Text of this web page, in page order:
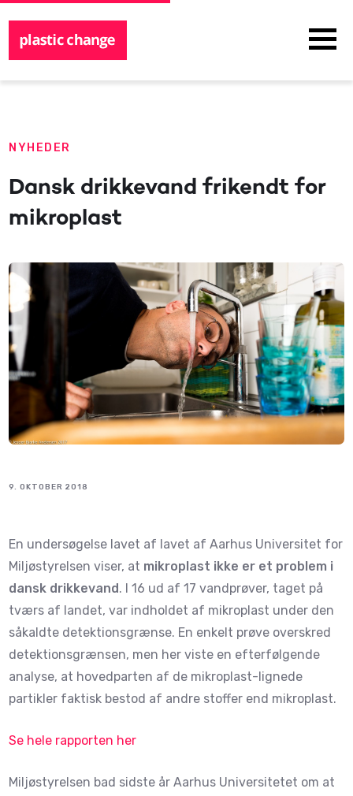
NYHEDER
Dansk drikkevand frikendt for
mikroplast
9. OKTOBER 2018
En undersøgelse lavet af lavet af Aarhus Universitet for
Miljøstyrelsen viser, at mikroplast ikke er et problem i
dansk drikkevand . I 16 ud af 17 vandprøver, taget på
tværs af landet, var indholdet af mikroplast under den
såkaldte detektionsgrænse. En enkelt prøve overskred
detektionsgrænsen, men her viste en efterfølgende
analyse, at hovedparten af de mikroplast-lignede
partikler faktisk bestod af andre stoffer end mikroplast.
Se hele rapporten her
Miljøstyrelsen bad sidste år Aarhus Universitetet om at